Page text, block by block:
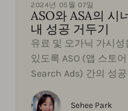
2024년 05월 07일
ASO와 ASA의 시
내 성공 거두기
유료 및 오가닉 가시
있도록 ASO (앱 스토
Search Ads) 간의 성
법에 대한 주요 인사이
Sehee Park